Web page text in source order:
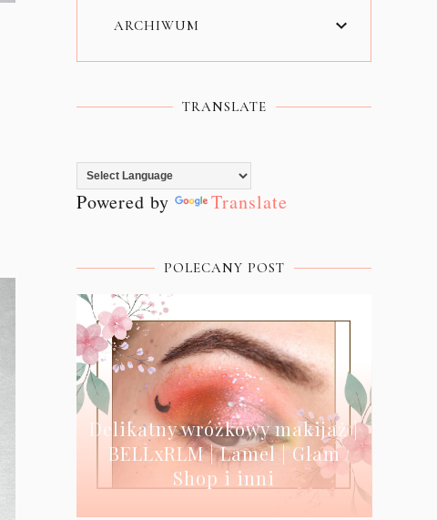
ARCHIWUM
TRANSLATE
Powered by Translate
POLECANY POST
Delikatny wróżkowy makijaż |
BELLxRLM | Lamel | Glam
Shop i inni